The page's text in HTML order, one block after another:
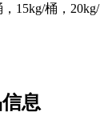
15kg/桶，20kg/
息